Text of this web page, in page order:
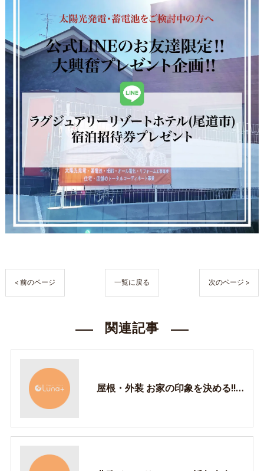
< 前のページ 一覧に戻る 次のページ >
関連記事
屋根・外装 お家の印象を決める!! 設計士に頼り切らないための基礎